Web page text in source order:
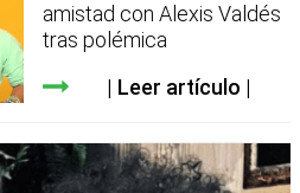
amistad con Alexis Valdés
tras polémica
Leer artículo